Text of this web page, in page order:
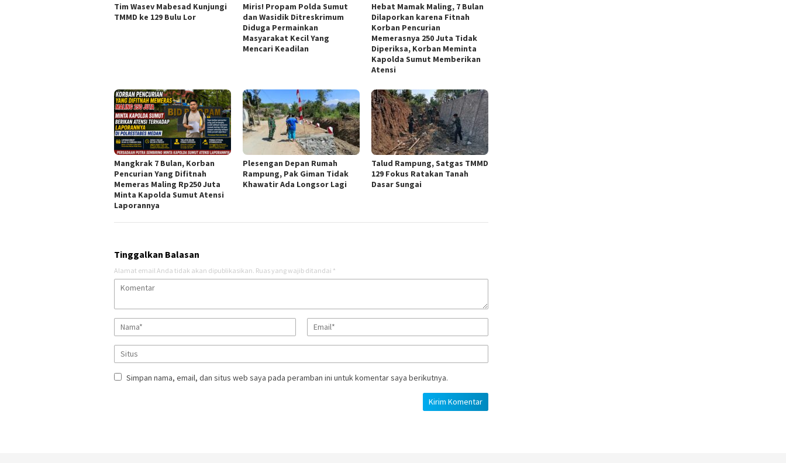
Tim Wasev Mabesad Kunjungi
TMMD ke 129 Bulu Lor
Miris! Propam Polda Sumut
dan Wasidik Ditreskrimum
Diduga Permainkan
Masyarakat Kecil Yang
Mencari Keadilan
Hebat Mamak Maling, 7 Bulan
Dilaporkan karena Fitnah
Korban Pencurian
Memerasnya 250 Juta Tidak
Diperiksa, Korban Meminta
Kapolda Sumut Memberikan
Atensi
Mangkrak 7 Bulan, Korban
Pencurian Yang Difitnah
Memeras Maling Rp250 Juta
Minta Kapolda Sumut Atensi
Laporannya
Plesengan Depan Rumah
Rampung, Pak Giman Tidak
Khawatir Ada Longsor Lagi
Talud Rampung, Satgas TMMD
129 Fokus Ratakan Tanah
Dasar Sungai
Tinggalkan Balasan
Alamat email Anda tidak akan dipublikasikan. Ruas yang wajib ditandai *
Simpan nama, email, dan situs web saya pada peramban ini untuk komentar saya berikutnya.